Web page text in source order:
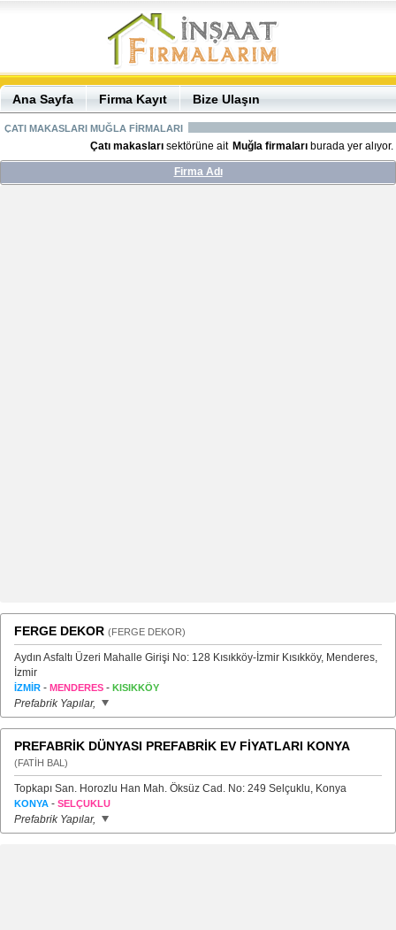
Ana Sayfa Firma Kayıt Bize Ulaşın
ÇATI MAKASLARI MUĞLA FİRMALARI
Çatı makasları sektörüne ait Muğla firmaları burada yer alıyor.
Firma Adı
FERGE DEKOR (FERGE DEKOR)
Aydın Asfaltı Üzeri Mahalle Girişi No: 128 Kısıkköy-İzmir Kısıkköy, Menderes,
İzmir
İZMİR - MENDERES - KISIKKÖY
Prefabrik Yapılar,
PREFABRİK DÜNYASI PREFABRİK EV FİYATLARI KONYA
(FATİH BAL)
Topkapı San. Horozlu Han Mah. Öksüz Cad. No: 249 Selçuklu, Konya
KONYA - SELÇUKLU
Prefabrik Yapılar,